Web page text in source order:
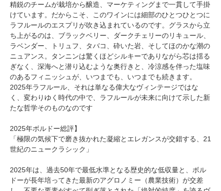
精鋭のチームが栽培から醸造、マーケティングまで一貫して手掛
けています。だからこそ、このワインには細部のひとつひとつに
ラフルールのエスプリが吹き込まれているのです。グラスから立
ち上がるのは、ブラックベリー、ダークチェリーのリキュール、
ラベンダー、トリュフ、タバコ、砕いた岩、そしてほのかな潮の
ニュアンス。タンニンは驚くほどシルキーでありながら芯は揺る
ぎなく、深海へと潜り込むような奥行きと、冷涼感を伴った塩味
のあるフィニッシュが、いつまでも、いつまでも続きます。
2025年ラフルール、それは単なる偉大なヴィンテージではな
く、変わりゆく時代の中で、ラフルールが未来に向けて示した新
たな哲学そのものなのです
2025年ボルドー総評】
「極限の気候下で磨き抜かれた凝縮とエレガンスが交錯する、21
世紀のニュークラシック」
2025年は、過去50年で最低水準となる歴史的な低収量と、ボル
ドーが長年培ってきた最新のアグロノミー（農業技術）が交差